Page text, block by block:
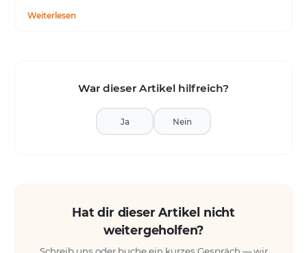
Weiterlesen
War dieser Artikel hilfreich?
Ja Nein
Hat dir dieser Artikel nicht
weitergeholfen?